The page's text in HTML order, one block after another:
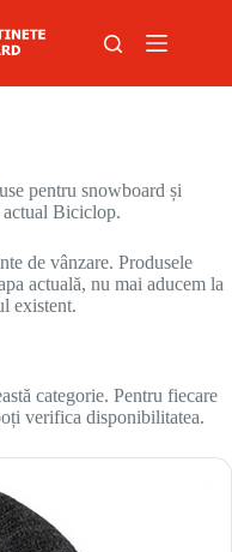
pentru snowboard și
Biciclop.
de vânzare. Produsele
actuală, nu mai aducem la
existent.
categorie. Pentru fiecare
verifica disponibilitatea.